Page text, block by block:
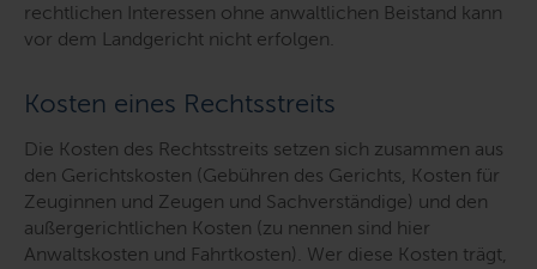
rechtlichen Interessen ohne anwaltlichen Beistand kann
vor dem Landgericht nicht erfolgen.
Kosten eines Rechtsstreits
Die Kosten des Rechtsstreits setzen sich zusammen aus
den Gerichtskosten (Gebühren des Gerichts, Kosten für
Zeuginnen und Zeugen und Sachverständige) und den
außergerichtlichen Kosten (zu nennen sind hier
Anwaltskosten und Fahrtkosten). Wer diese Kosten trägt,